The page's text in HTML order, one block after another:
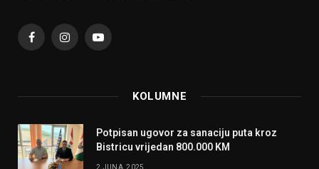
FacebookInstagramYouTube
KOLUMNE
Potpisan ugovor za sanaciju puta kroz
Bistricu vrijedan 800.000 KM
2 JUNA, 2025